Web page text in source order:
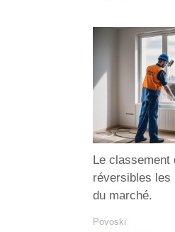
Le
réversibles les
du marché.
Povoski